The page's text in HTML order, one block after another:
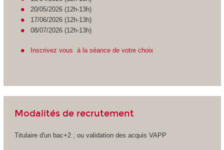
20/05/2026 (12h-13h)
17/06/2026 (12h-13h)
08/07/2026 (12h-13h)
Inscrivez vous à la séance de votre choix
Modalités de recrutement
Titulaire d'un bac+2 ; ou validation des acquis VAPP